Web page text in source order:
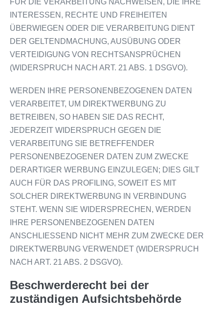
INTERESSEN, RECHTE UND FREIHEITEN
ÜBERWIEGEN ODER DIE VERARBEITUNG DIENT
DER GELTENDMACHUNG, AUSÜBUNG ODER
VERTEIDIGUNG VON RECHTSANSPRÜCHEN
(WIDERSPRUCH NACH ART. 21 ABS. 1 DSGVO).
WERDEN IHRE PERSONENBEZOGENEN DATEN
VERARBEITET, UM DIREKTWERBUNG ZU
BETREIBEN, SO HABEN SIE DAS RECHT,
JEDERZEIT WIDERSPRUCH GEGEN DIE
VERARBEITUNG SIE BETREFFENDER
PERSONENBEZOGENER DATEN ZUM ZWECKE
DERARTIGER WERBUNG EINZULEGEN; DIES GILT
AUCH FÜR DAS PROFILING, SOWEIT ES MIT
SOLCHER DIREKTWERBUNG IN VERBINDUNG
STEHT. WENN SIE WIDERSPRECHEN, WERDEN
IHRE PERSONENBEZOGENEN DATEN
ANSCHLIESSEND NICHT MEHR ZUM ZWECKE DER
DIREKTWERBUNG VERWENDET (WIDERSPRUCH
NACH ART. 21 ABS. 2 DSGVO).
Beschwerde­recht bei der
zuständigen Aufsichts­behörde